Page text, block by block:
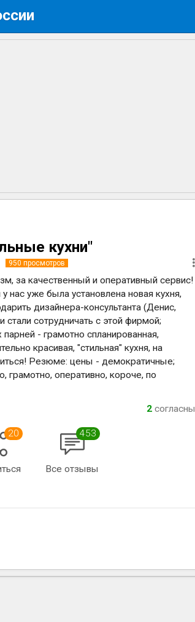
кухни"
950 просмотров
за качественный и оперативный сервис!
уже была установлена новая кухня,
дизайнера-консультанта (Денис,
сотрудничать с этой фирмой;
- грамотно спланированная,
красивая, "стильная" кухня, на
Резюме: цены - демократичные;
грамотно, оперативно, короче, по
2согласны
20 453
Все отзывы